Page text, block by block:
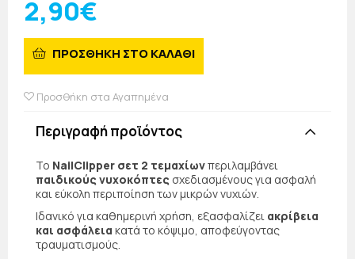
2,90€
ΠΡΟΣΘΗΚΗ ΣΤΟ ΚΑΛΑΘΙ
Προσθήκη στα Αγαπημένα
Περιγραφή προϊόντος
Το NailClipper σετ 2 τεμαχίωνπεριλαμβάνει
παιδικούς νυχοκόπτες σχεδιασμένους για ασφαλή
και εύκολη περιποίηση των μικρών νυχιών.
Ιδανικό για καθημερινή χρήση, εξασφαλίζει ακρίβεια
και ασφάλεια κατά το κόψιμο, αποφεύγοντας
τραυματισμούς.